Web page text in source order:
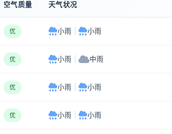
空气质量 天气状况
优 小雨 小雨
优 小雨 中雨
优 小雨 小雨
优 小雨 小雨